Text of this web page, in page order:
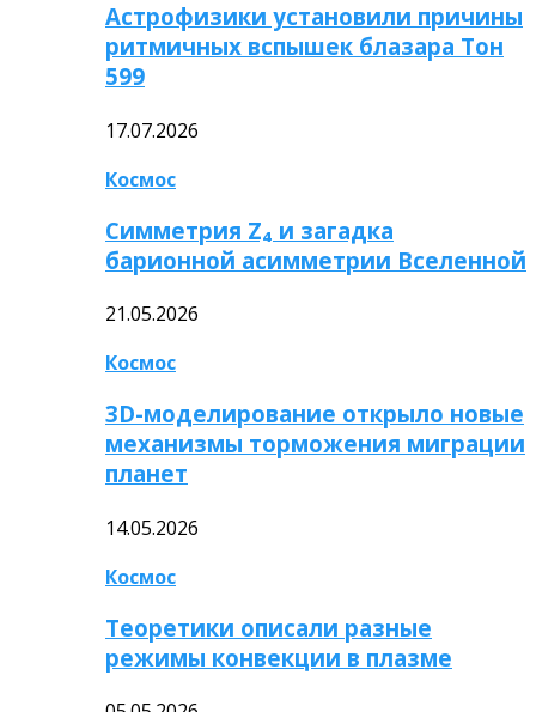
Астрофизики установили причины
ритмичных вспышек блазара Тон
599
17.07.2026
Космос
Симметрия Z₄ и загадка
барионной асимметрии Вселенной
21.05.2026
Космос
3D-моделирование открыло новые
механизмы торможения миграции
планет
14.05.2026
Космос
Теоретики описали разные
режимы конвекции в плазме